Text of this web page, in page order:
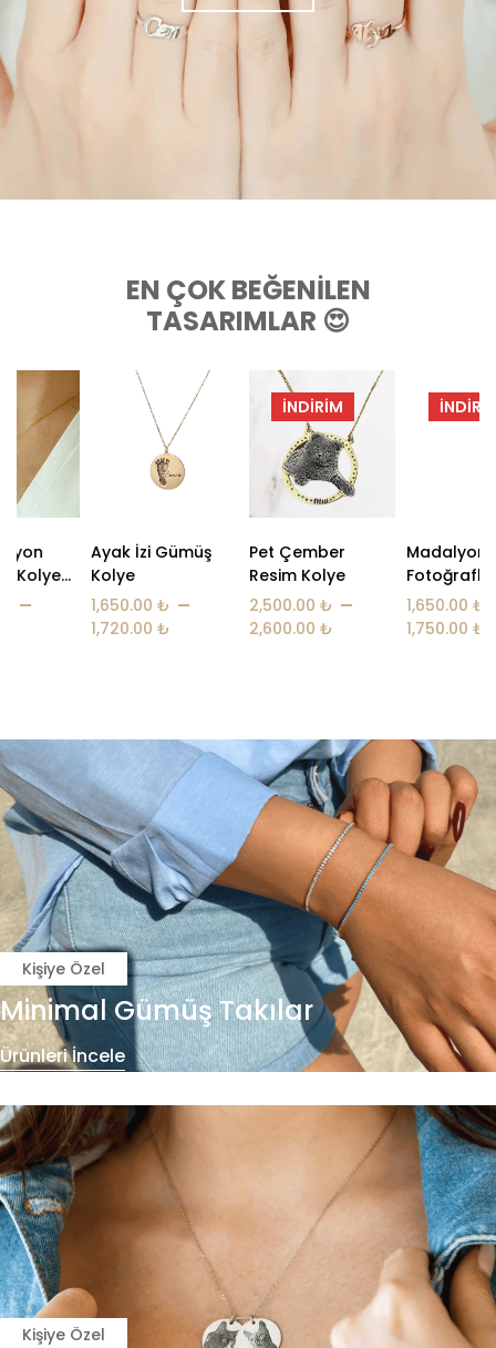
EN ÇOK BEĞENILEN
TASARIMLAR 😍
Ayak İzi Gümüş
Kolye
1,650.00
₺ –
₺
Pet Çember
Resim Kolye
2,500.00
₺ –
₺
İNDIRIM
Madalyon
Fotoğraflı Kolye
1,650.00
₺ –
₺
Kişiye Özel
Kişiye Özel
Minimal Gümüş Takılar
Ürünleri İncele